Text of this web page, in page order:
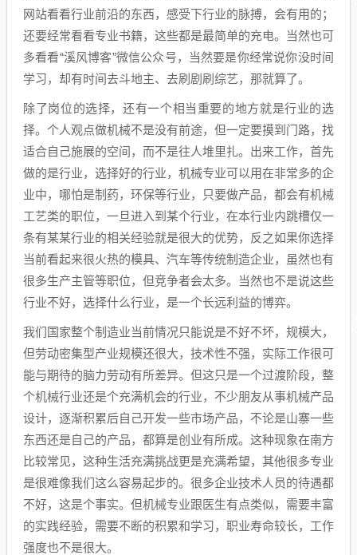
网站看看行业前沿的东西，感受下行业的脉搏，会有用的；
还要经常看看专业书籍，这些都是最简单的充电。当然也可
多看看“溪风博客”微信公众号，当然要是你经常说你没时间
学习，却有时间去斗地主、去刷剧刷综艺，那就算了。
除了岗位的选择，还有一个相当重要的地方就是行业的选
择。个人观点做机械不是没有前途，但一定要摸到门路，找
适合自己施展的空间，而不是往人堆里扎。出来工作，首先
做的是行业，选择好的行业，机械专业可以用在非常多的企
业中，哪怕是制药，环保等行业，只要做产品，都会有机械
工艺类的职位，一旦进入到某个行业，在本行业内跳槽仅一
条有某某行业的相关经验就是很大的优势，反之如果你选择
当前看起来很火热的模具、汽车等传统制造企业，虽然也有
很多生产主管等职位，但竞争者会太多。当然也不是说这些
行业不好，选择什么行业，是一个长远利益的博弈。
我们国家整个制造业当前情况只能说是不好不坏，规模大，
但劳动密集型产业规模还很大，技术性不强，实际工作很可
能与期待的脑力劳动有所差异。但这只是一个过渡阶段，整
个机械行业还是个充满机会的行业，不少朋友从事机械产品
设计，逐渐积累后自己开发一些市场产品，不论是山寨一些
东西还是自己的产品，都算是创业有所成。这种现象在南方
比较常见，这种生活充满挑战更是充满希望，其他很多专业
是很难像我们这么容易起步的。很多企业技术人员的待遇都
不好，这是个事实。但机械专业跟医生有点类似，需要丰富
的实践经验，需要不断的积累和学习，职业寿命较长，工作
强度也不是很大。